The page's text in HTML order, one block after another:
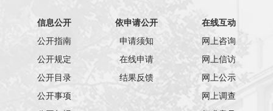
信息公开
公开指南
公开规定
公开目录
公开事项
依申请公开
申请须知
在线申请
结果反馈
在线互动
网上咨询
网上信访
网上公示
网上调查